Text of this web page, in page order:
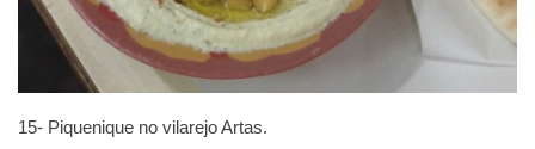
15- Piquenique no vilarejo Artas.